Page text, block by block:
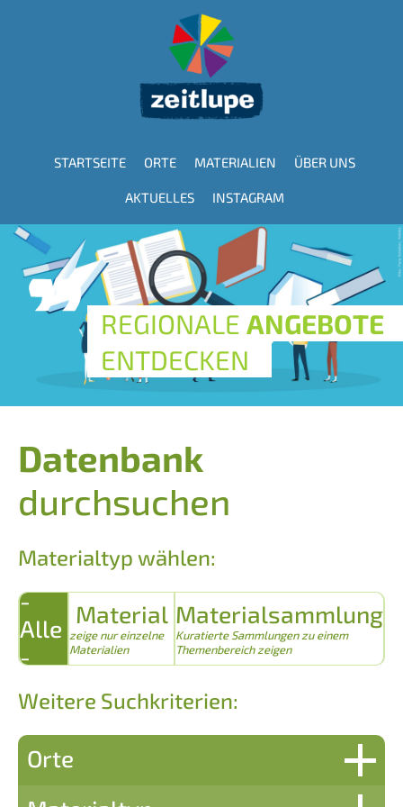
Hauptnavigation
STARTSEITE ORTE MATERIALIEN ÜBER UNS
AKTUELLES INSTAGRAM
REGIONALE ANGEBOTE
ENTDECKEN
Datenbank
durchsuchen
Materialtyp wählen:
-
Alle
-
Material
zeige nur einzelne
Materialien
Materialsammlung
Kuratierte Sammlungen zu einem
Themenbereich zeigen
Weitere Suchkriterien:
Orte